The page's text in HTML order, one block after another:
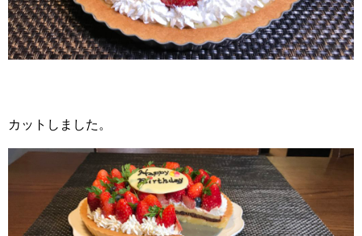
カットしました。